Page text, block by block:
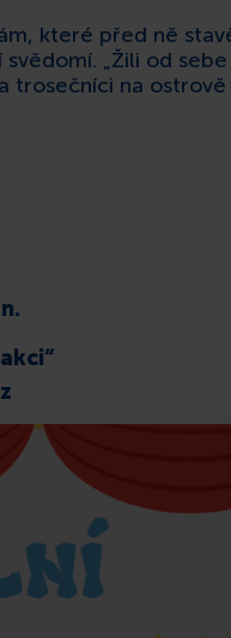
které před ně
„Žili od sebe
trosečníci na ostrově